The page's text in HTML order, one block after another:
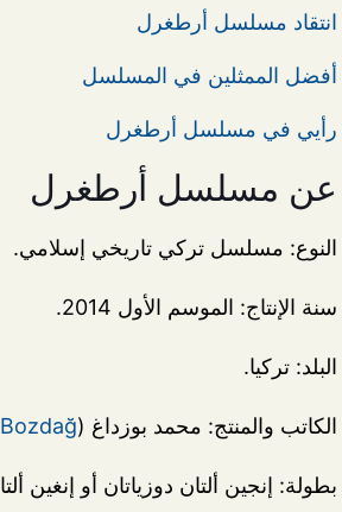
انتقاد مسلسل أرطغرل
أفضل الممثلين في المسلسل
رأيي في مسلسل أرطغرل
عن مسلسل أرطغرل
النوع: مسلسل تركي تاريخي إسلامي.
سنة الإنتاج: الموسم الأول 2014.
البلد: تركيا.
الكاتب والمنتج: محمد بوزداغ (
بطولة: إنجين ألتان دوزياتان أو إنغين